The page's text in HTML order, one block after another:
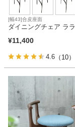
[幅43]合皮座面
ダイニングチェア ララ
¥11,400
4.6 （10）